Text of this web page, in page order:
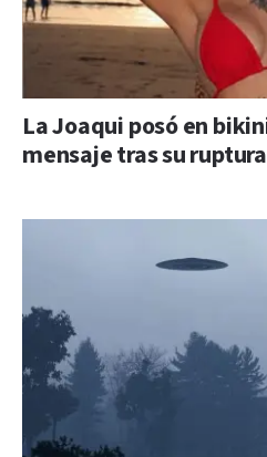
La Joaqui posó en
mensaje tras su